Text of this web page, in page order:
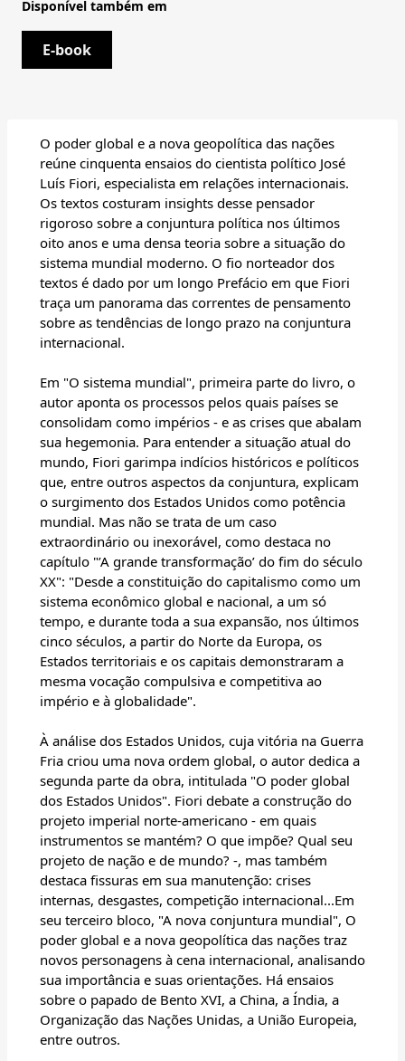
Disponível também em
E-book
O poder global e a nova geopolítica das nações
reúne cinquenta ensaios do cientista político José
Luís Fiori, especialista em relações internacionais.
Os textos costuram insights desse pensador
rigoroso sobre a conjuntura política nos últimos
oito anos e uma densa teoria sobre a situação do
sistema mundial moderno. O fio norteador dos
textos é dado por um longo Prefácio em que Fiori
traça um panorama das correntes de pensamento
sobre as tendências de longo prazo na conjuntura
internacional.
Em "O sistema mundial", primeira parte do livro, o
autor aponta os processos pelos quais países se
consolidam como impérios - e as crises que abalam
sua hegemonia. Para entender a situação atual do
mundo, Fiori garimpa indícios históricos e políticos
que, entre outros aspectos da conjuntura, explicam
o surgimento dos Estados Unidos como potência
mundial. Mas não se trata de um caso
extraordinário ou inexorável, como destaca no
capítulo "’A grande transformação’ do fim do século
XX": "Desde a constituição do capitalismo como um
sistema econômico global e nacional, a um só
tempo, e durante toda a sua expansão, nos últimos
cinco séculos, a partir do Norte da Europa, os
Estados territoriais e os capitais demonstraram a
mesma vocação compulsiva e competitiva ao
império e à globalidade".
À análise dos Estados Unidos, cuja vitória na Guerra
Fria criou uma nova ordem global, o autor dedica a
segunda parte da obra, intitulada "O poder global
dos Estados Unidos". Fiori debate a construção do
projeto imperial norte-americano - em quais
instrumentos se mantém? O que impõe? Qual seu
projeto de nação e de mundo? -, mas também
destaca fissuras em sua manutenção: crises
internas, desgastes, competição internacional...Em
seu terceiro bloco, "A nova conjuntura mundial", O
poder global e a nova geopolítica das nações traz
novos personagens à cena internacional, analisando
sua importância e suas orientações. Há ensaios
sobre o papado de Bento XVI, a China, a Índia, a
Organização das Nações Unidas, a União Europeia,
entre outros.